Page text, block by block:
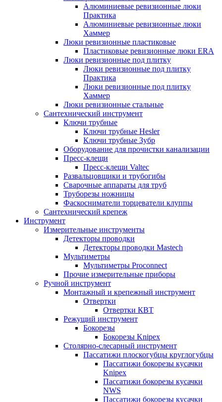
Алюминиевые ревизионные люки
Практика
Алюминиевые ревизионные люки
Хаммер
Люки ревизионные пластиковые
Пластиковые ревизионные люки ERA
Люки ревизионные под плитку
Люки ревизионные под плитку
Практика
Люки ревизионные под плитку
Хаммер
Люки ревизионные стальные
Сантехнический инструмент
Ключи трубные
Ключи трубные Hesler
Ключи трубные Зубр
Оборудование для прочистки канализации
Пресс-клещи
Пресс-клещи Valtec
Развальцовщики и трубогибы
Сварочные аппараты для труб
Труборезы ножницы
Фаскосниматели торцеватели клуппы
Сантехнический крепеж
Инструмент
Измерительные инструменты
Детекторы проводки
Детекторы проводки Mastech
Мультиметры
Мультиметры Proconnect
Прочие измерительные приборы
Ручной инструмент
Монтажный и крепежный инструмент
Отвертки
Отвертки КВТ
Режущий инструмент
Бокорезы
Бокорезы Knipex
Столярно-слесарный инструмент
Пассатижи плоскогубцы круглогубцы
Пассатижи бокорезы кусачки
Knipex
Пассатижи бокорезы кусачки
NWS
Пассатижи бокорезы кусачки